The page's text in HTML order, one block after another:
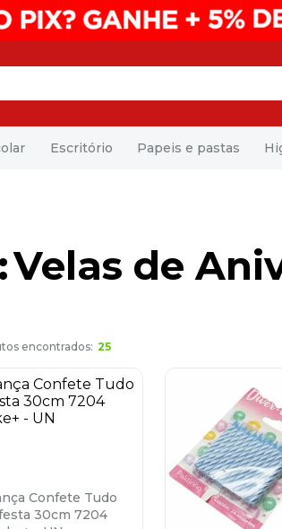
Escritório Papeis e pastas
Velas de
25
Confete Tudo
30cm 7204